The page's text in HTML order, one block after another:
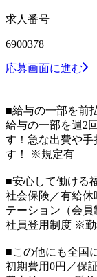
求人番号
6900378
応募画面に進む
■給与の一部を前
給与の一部を週2
す！急な出費や手
す！ ※規定有
■安心して働ける
社会保険／有給休
テーション（会
社員登用制度 ※勤
■この他にも全国
初期費用0円／保